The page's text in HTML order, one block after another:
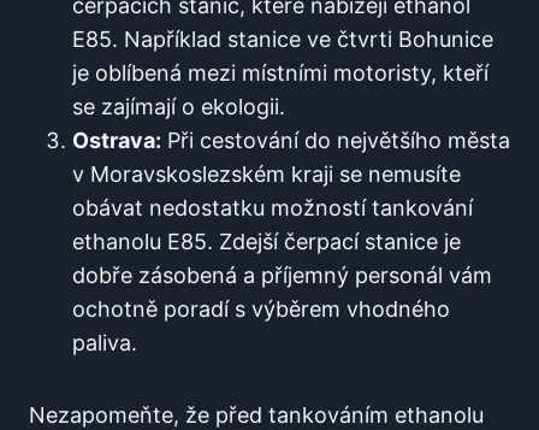
čerpacích stanic, které nabízejí ethanol
E85. Například stanice ve ⁤čtvrti ​Bohunice
je ⁤oblíbená mezi místními motoristy, kteří⁢
se⁤ zajímají o ekologii.
Ostrava: ⁣Při cestování‍ do největšího města
v Moravskoslezském kraji se nemusíte
obávat nedostatku možností⁣ tankování
ethanolu E85. Zdejší čerpací stanice je
dobře⁣ zásobená a příjemný⁤ personál vám
ochotně⁢ poradí s výběrem​ vhodného⁤
paliva.
Nezapomeňte, že ‌před tankováním ‍ethanolu